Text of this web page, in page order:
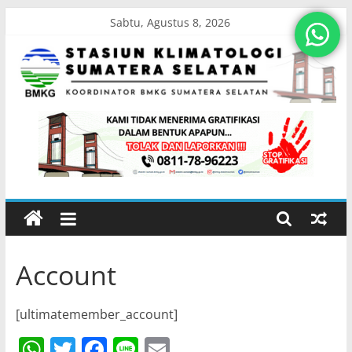
content
Sabtu, Agustus 8, 2026
Stasiun
Klimatologi
Sumatera
Selatan
Koordinator
Sumatera
Selatan
Account
[ultimatemember_account]